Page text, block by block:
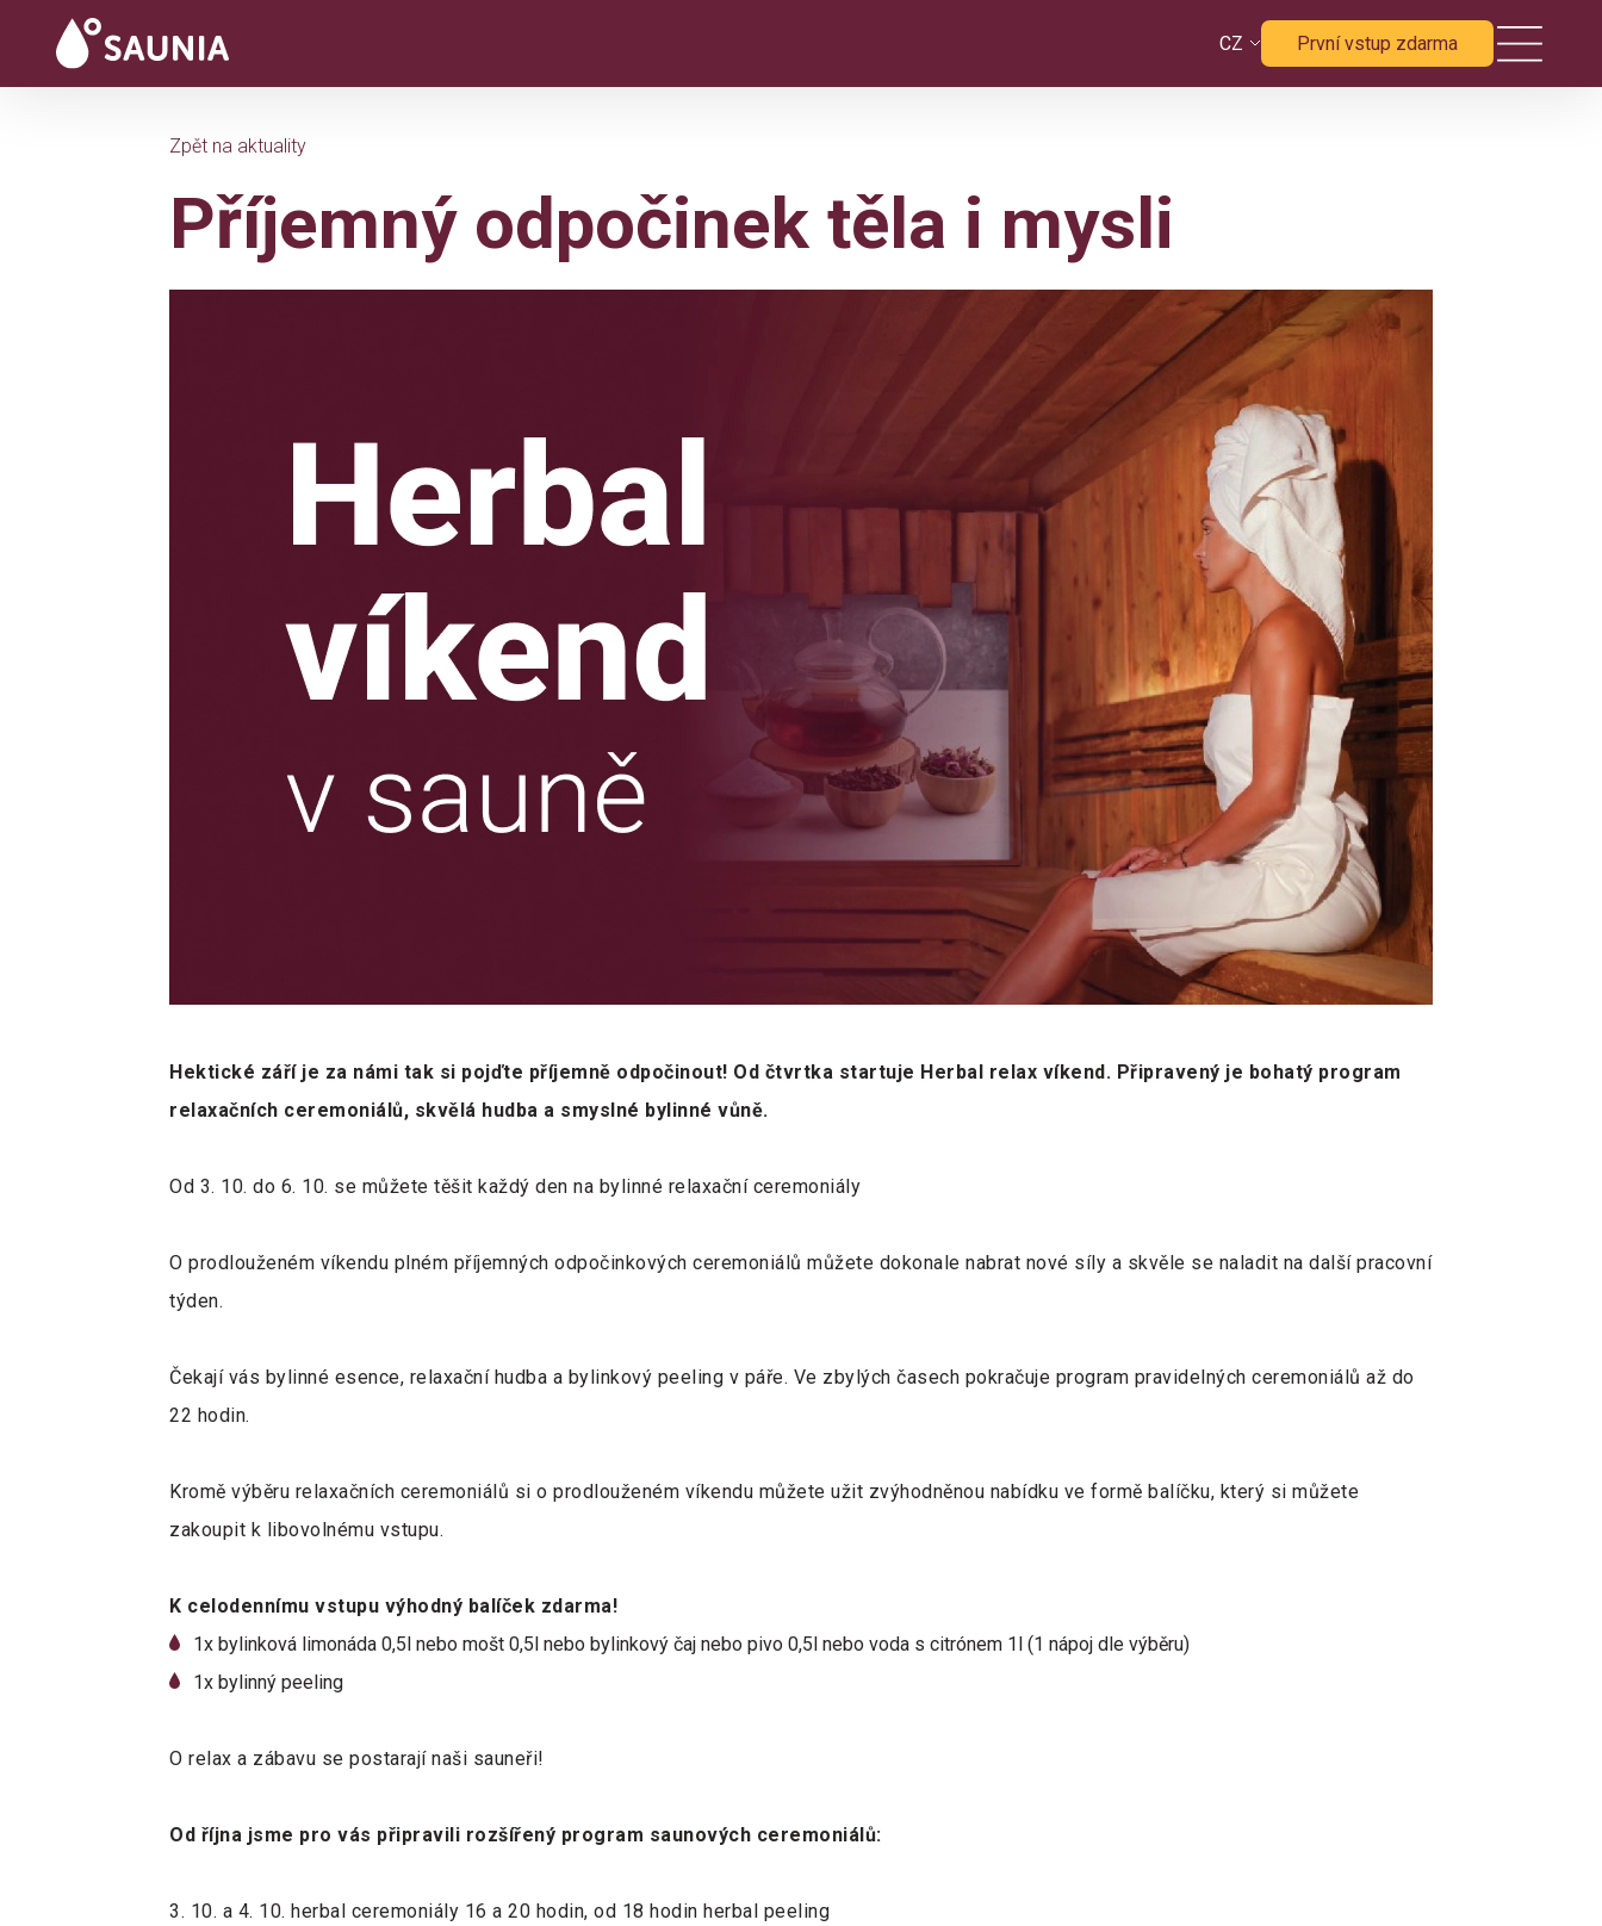
CZ První vstup zdarma
Zpět na aktuality
Příjemný odpočinek těla i mysli
Hektické září je za námi tak si pojďte příjemně odpočinout! Od čtvrtka startuje Herbal relax víkend. Připravený je bohatý program
relaxačních ceremoniálů, skvělá hudba a smyslné bylinné vůně.
Od 3. 10. do 6. 10. se můžete těšit každý den na bylinné relaxační ceremoniály
O prodlouženém víkendu plném příjemných odpočinkových ceremoniálů můžete dokonale nabrat nové síly a skvěle se naladit na další pracovní
týden.
Čekají vás bylinné esence, relaxační hudba a bylinkový peeling v páře. Ve zbylých časech pokračuje program pravidelných ceremoniálů až do
22 hodin.
Kromě výběru relaxačních ceremoniálů si o prodlouženém víkendu můžete užit zvýhodněnou nabídku ve formě balíčku, který si můžete
zakoupit k libovolnému vstupu.
K celodennímu vstupu výhodný balíček zdarma!
1x bylinková limonáda 0,5l nebo mošt 0,5l nebo bylinkový čaj nebo pivo 0,5l nebo voda s citrónem 1l (1 nápoj dle výběru)
1x bylinný peeling
O relax a zábavu se postarají naši sauneři!
Od října jsme pro vás připravili rozšířený program saunových ceremoniálů:
3. 10. a 4. 10. herbal ceremoniály 16 a 20 hodin, od 18 hodin herbal peeling